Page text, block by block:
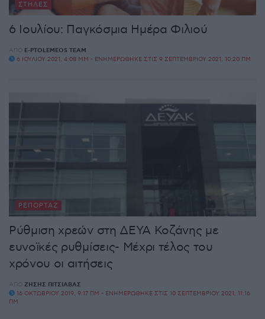
ΣΤΉΛΕΣ
6 Ιουλίου: Παγκόσμια Ημέρα Φιλιού
ΑΠΌ E-PTOLEMEOS TEAM
6 ΙΟΥΛΊΟΥ 2021, 4:08 ΜΜ - ΕΝΗΜΕΡΏΘΗΚΕ ΣΤΙΣ 9 ΣΕΠΤΕΜΒΡΊΟΥ 2021, 10:20 ΠΜ
ΡΕΠΟΡΤΆΖ
Ρύθμιση χρεών στη ΔΕΥΑ Κοζάνης με
ευνοϊκές ρυθμίσεις- Μέχρι τέλος του
χρόνου οι αιτήσεις
ΑΠΌ ΖΉΣΗΣ ΠΙΤΣΙΆΒΑΣ
16 ΟΚΤΩΒΡΊΟΥ 2019, 9:17 ΠΜ - ΕΝΗΜΕΡΏΘΗΚΕ ΣΤΙΣ 10 ΣΕΠΤΕΜΒΡΊΟΥ 2021, 11:16
ΠΜ